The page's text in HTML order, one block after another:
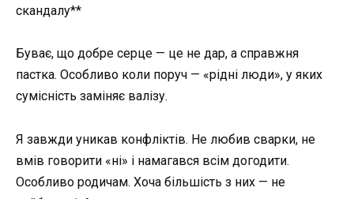
скандалу**
Буває, що добре серце — це не дар, а справжня
пастка. Особливо коли поруч — «рідні люди», у яких
сумісність заміняє валізу.
Я завжди уникав конфліктів. Не любив сварки, не
вмів говорити «ні» і намагався всім догодити.
Особливо родичам. Хоча більшість з них — не